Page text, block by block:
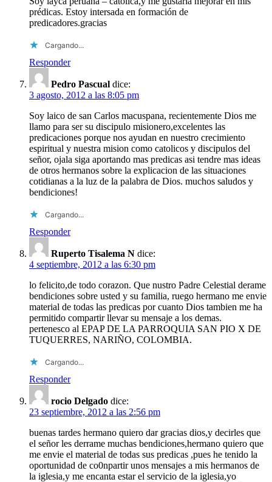
prédicas. Estoy intersada en formación de
predicadores.gracias
Cargando...
Responder
Pedro Pascual dice:
3 agosto, 2012 a las 8:05 pm
Soy laico de san Carlos macuspana, recientemente Dios me
llamo para ser su discipulo misionero,excelentes las
predicaciones porque nos ayudan en nuestro crecimiento
espiritual y nuestra mision como catolicos y discipulos del
señor, ojala siga aportando mas predicas asi tendre mas ideas
de otros hermanos sobre la explicacion de las situaciones
cotidianas a la luz de la palabra de Dios. muchos saludos y
bendiciones!
Cargando...
Responder
Ruperto Tisalema N dice:
4 septiembre, 2012 a las 6:30 pm
lo felicito,de todo corazon. Que nustro Padre Celestial derame
bendiciones sobre usted y su familia, ruego hermano me envie
material de todas las predicas por cuanto Dios tambien me ha
permitido compartir llevar su mensaje a los demas.
pertenesco al EPAP DE LA PARROQUIA SAN PIO X DE
TUQUERRES, NARIÑO, COLOMBIA.
Cargando...
Responder
rocio Delgado dice:
23 septiembre, 2012 a las 2:56 pm
buenas tardes hermano quiero dar gracias dios,y decirles que
el señor les derrame muchas bendiciones,hermano quiero que
me envie el material de todas sus predicas ,pues he tenido la
oportunidad de co0npartir unos mensajes a mis hermanos de
la iglesia,y me encanta estar el servicio de la iglesia,yo